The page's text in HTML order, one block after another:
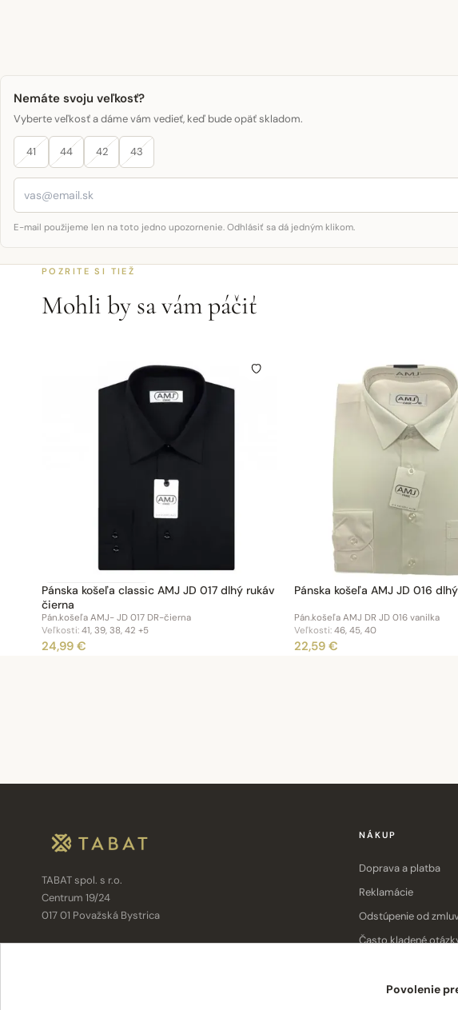
Nemáte svoju veľkosť?
Vyberte veľkosť a dáme vám vedieť, keď bude opäť skladom.
41 44 42 43
E-mail použijeme len na toto jedno upozornenie. Odhlásiť sa dá jedným klikom.
POZRITE SI TIEŽ
Mohli by sa vám páčiť
Pánska košeľa classic AMJ JD 017 dlhý rukáv
čierna
Pán.košeľa AMJ- JD 017 DR-čierna
Veľkosti: 41, 39, 38, 42 +5
24,99 €
Pánska košeľa AMJ JD 016
Pán.košeľa AMJ DR JD 016 vanilka
Veľkosti:46, 45, 40
22,59 €
TABAT spol. s r.o.
Centrum 19/24
017 01 Považská Bystrica
NÁKUP
Doprava a platba
Reklamácie
Odstúpenie od
Často kladené
Povolenie